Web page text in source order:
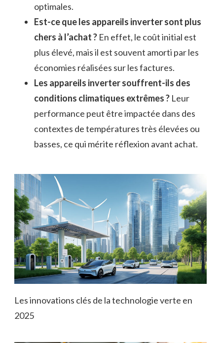
optimales.
Est-ce que les appareils inverter sont plus
chers à l’achat ? En effet, le coût initial est
plus élevé, mais il est souvent amorti par les
économies réalisées sur les factures.
Les appareils inverter souffrent-ils des
conditions climatiques extrêmes ? Leur
performance peut être impactée dans des
contextes de températures très élevées ou
basses, ce qui mérite réflexion avant achat.
Les innovations clés de la technologie verte en
2025